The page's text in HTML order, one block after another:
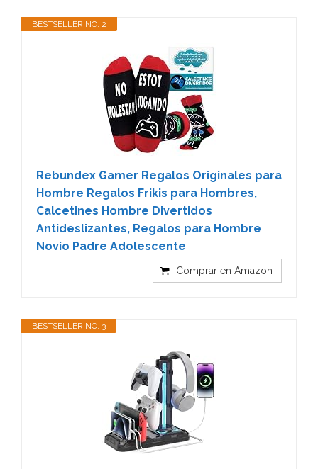
BESTSELLER NO. 2
Rebundex Gamer Regalos Originales para
Hombre Regalos Frikis para Hombres,
Calcetines Hombre Divertidos
Antideslizantes, Regalos para Hombre
Novio Padre Adolescente
Comprar en Amazon
BESTSELLER NO. 3